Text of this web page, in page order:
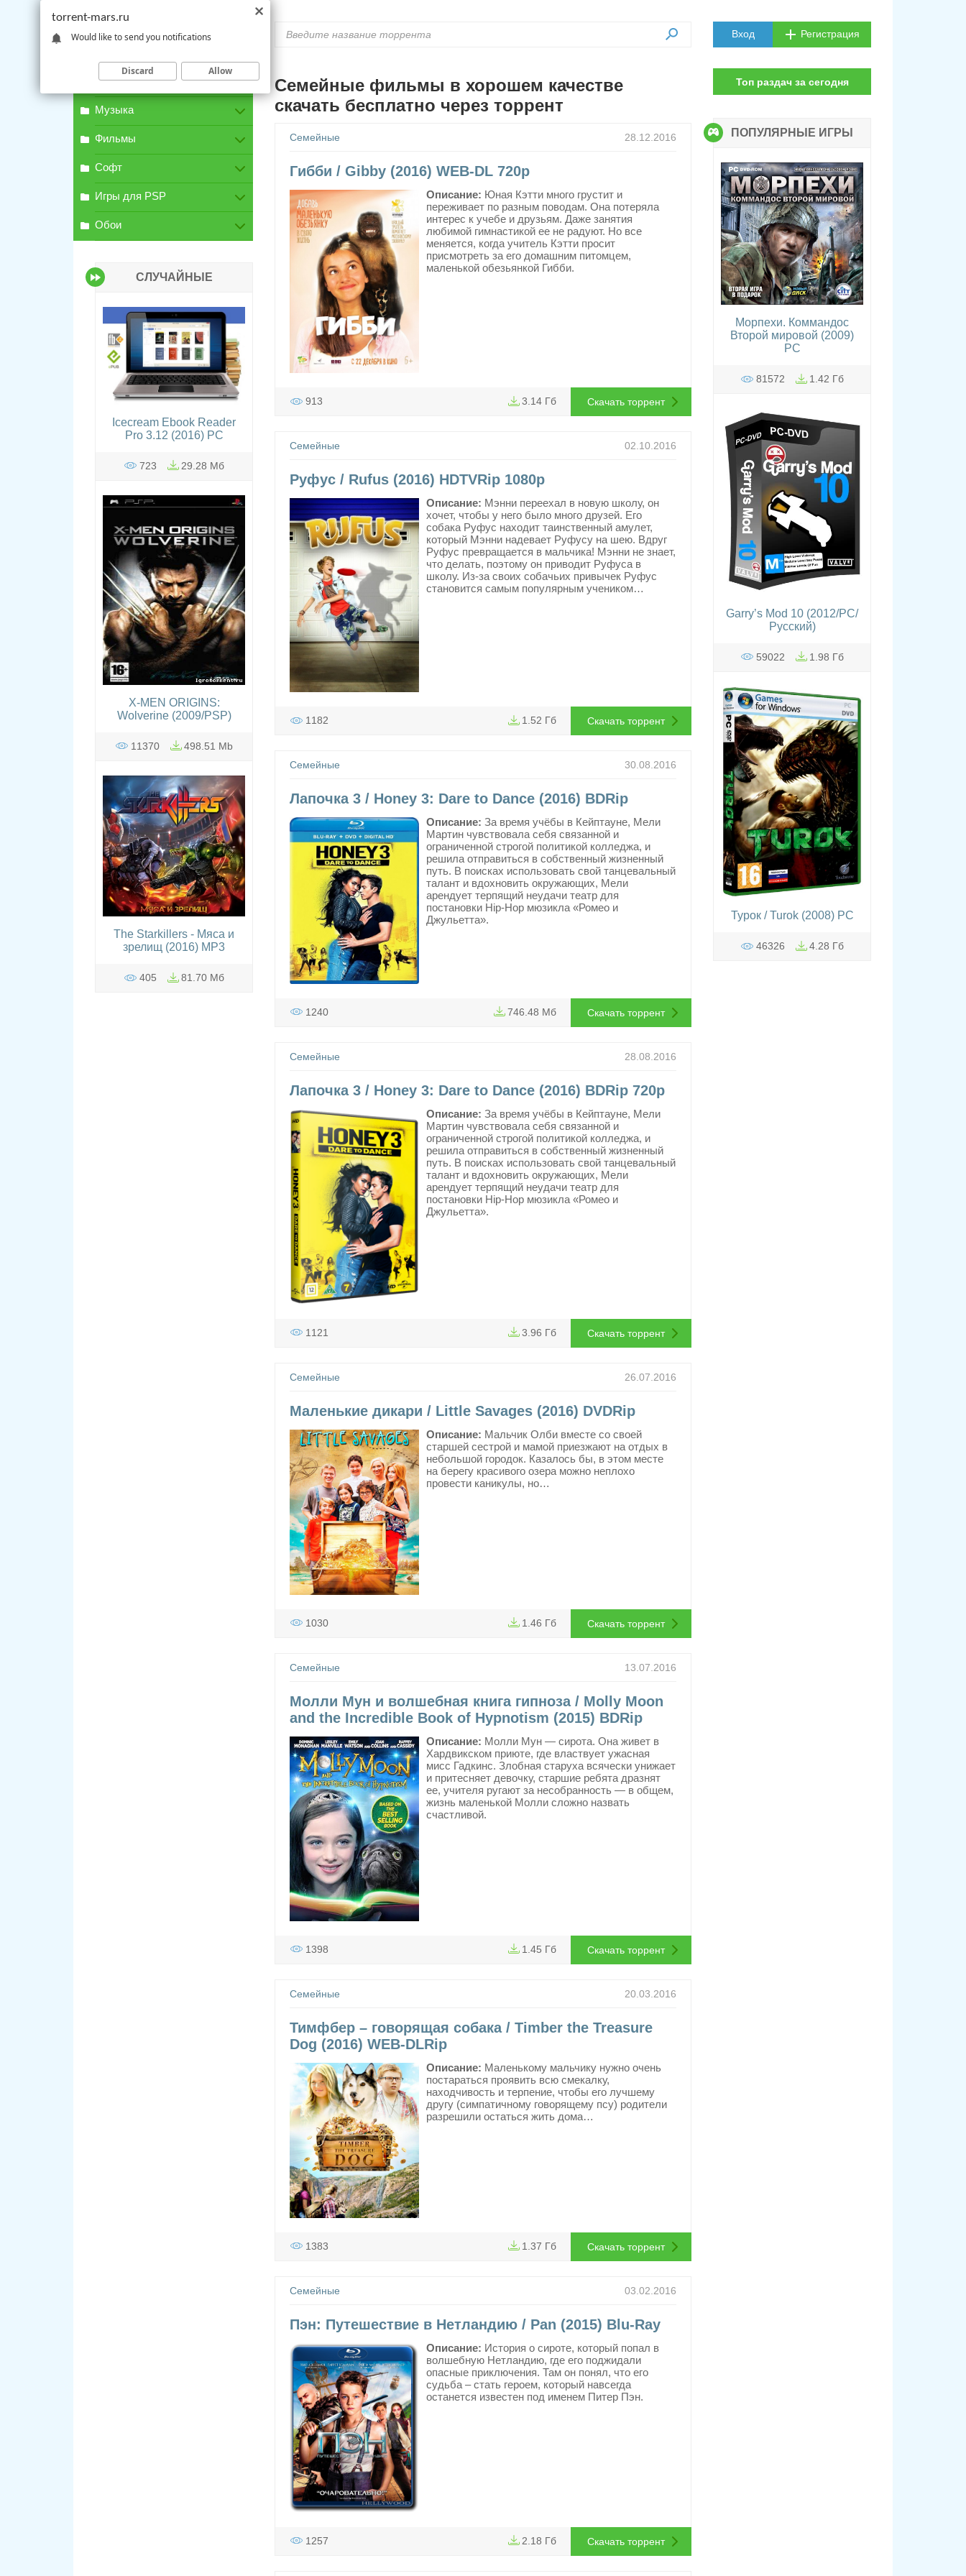
Семейные фильмы в хорошем качестве
скачать бесплатно через торрент
Семейные 28.12.2016
Гибби / Gibby (2016) WEB-DL 720p
Описание: Юная Кэтти много грустит и
переживает по разным поводам. Она потеряла
интерес к учебе и друзьям. Даже занятия
любимой гимнастикой ее не радуют. Но все
меняется, когда учитель Кэтти просит
присмотреть за его домашним питомцем,
маленькой обезьянкой Гибби.
Скачать торрент
913 3.14 Гб
Семейные 02.10.2016
Руфус / Rufus (2016) HDTVRip 1080p
Описание: Мэнни переехал в новую школу, он
хочет, чтобы у него было много друзей. Его
собака Руфус находит таинственный амулет,
который Мэнни надевает Руфусу на шею. Вдруг
Руфус превращается в мальчика! Мэнни не знает,
что делать, поэтому он приводит Руфуса в
школу. Из-за своих собачьих привычек Руфус
становится самым популярным учеником…
Скачать торрент
1182 1.52 Гб
Семейные 30.08.2016
Лапочка 3 / Honey 3: Dare to Dance (2016) BDRip
Описание: За время учёбы в Кейптауне, Мели
Мартин чувствовала себя связанной и
ограниченной строгой политикой колледжа, и
решила отправиться в собственный жизненный
путь. В поисках использовать свой танцевальный
талант и вдохновить окружающих, Мели
арендует терпящий неудачи театр для
постановки Hip-Hop мюзикла «Ромео и
Джульетта».
Скачать торрент
1240 746.48 Мб
Семейные 28.08.2016
Лапочка 3 / Honey 3: Dare to Dance (2016) BDRip 720p
Описание: За время учёбы в Кейптауне, Мели
Мартин чувствовала себя связанной и
ограниченной строгой политикой колледжа, и
решила отправиться в собственный жизненный
путь. В поисках использовать свой танцевальный
талант и вдохновить окружающих, Мели
арендует терпящий неудачи театр для
постановки Hip-Hop мюзикла «Ромео и
Джульетта».
Скачать торрент
1121 3.96 Гб
Семейные 26.07.2016
Маленькие дикари / Little Savages (2016) DVDRip
Описание: Мальчик Олби вместе со своей
старшей сестрой и мамой приезжают на отдых в
небольшой городок. Казалось бы, в этом месте
на берегу красивого озера можно неплохо
провести каникулы, но…
Скачать торрент
1030 1.46 Гб
Семейные 13.07.2016
Молли Мун и волшебная книга гипноза / Molly Moon
and the Incredible Book of Hypnotism (2015) BDRip
Описание: Молли Мун — сирота. Она живет в
Хардвикском приюте, где властвует ужасная
мисс Гадкинс. Злобная старуха всячески унижает
и притесняет девочку, старшие ребята дразнят
ее, учителя ругают за несобранность — в общем,
жизнь маленькой Молли сложно назвать
счастливой.
Скачать торрент
1398 1.45 Гб
Семейные 20.03.2016
Тимфбер – говорящая собака / Timber the Treasure
Dog (2016) WEB-DLRip
Описание: Маленькому мальчику нужно очень
постараться проявить всю смекалку,
находчивость и терпение, чтобы его лучшему
другу (симпатичному говорящему псу) родители
разрешили остаться жить дома…
Скачать торрент
1383 1.37 Гб
Семейные 03.02.2016
Пэн: Путешествие в Нетландию / Pan (2015) Blu-Ray
Описание: История о сироте, который попал в
волшебную Нетландию, где его поджидали
опасные приключения. Там он понял, что его
судьба – стать героем, который навсегда
останется известен под именем Питер Пэн.
Скачать торрент
1257 2.18 Гб
Вход Регистрация
Топ раздач за сегодня
ПОПУЛЯРНЫЕ ИГРЫ
Морпехи. Коммандос
Второй мировой (2009)
PC
81572 1.42 Гб
Garry’s Mod 10 (2012/PC/
Русский)
59022 1.98 Гб
Турок / Turok (2008) PC
46326 4.28 Гб
Игры для PC
Музыка
Фильмы
Софт
Игры для PSP
Обои
СЛУЧАЙНЫЕ
Icecream Ebook Reader
Pro 3.12 (2016) PC
723 29.28 Мб
X-MEN ORIGINS:
Wolverine (2009/PSP)
11370 498.51 Mb
The Starkillers - Мяса и
зрелищ (2016) MP3
405 81.70 Мб
torrent-mars.ru
Would like to send you notifications
Discard Allow